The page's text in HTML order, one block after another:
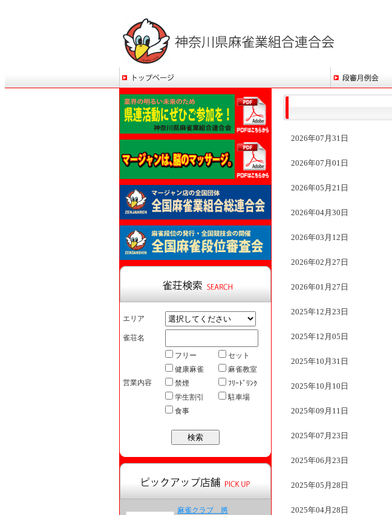
エリア
雀荘名
営業内容
フリー
セット
健康麻雀
麻雀教室
禁煙
ﾌﾘｰﾄﾞﾘﾝｸ
学生割引
駐車場
食事
麻雀クラブ 將
2026年07月31日
2026年07月01日
2026年05月21日
2026年04月30日
2026年03月12日
2026年02月27日
2026年01月27日
2025年12月23日
2025年12月05日
2025年10月31日
2025年10月10日
2025年09月11日
2025年07月23日
2025年06月23日
2025年05月28日
2025年04月28日